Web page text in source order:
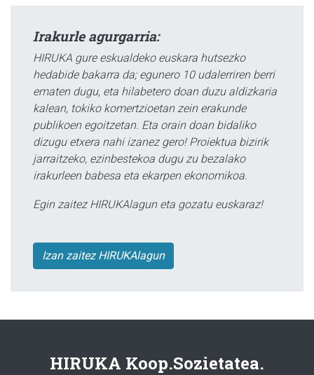
Irakurle agurgarria:
HIRUKA gure eskualdeko euskara hutsezko
hedabide bakarra da; egunero 10 udalerriren berri
ematen dugu, eta hilabetero doan duzu aldizkaria
kalean, tokiko komertzioetan zein erakunde
publikoen egoitzetan. Eta orain doan bidaliko
dizugu etxera nahi izanez gero! Proiektua bizirik
jarraitzeko, ezinbestekoa dugu zu bezalako
irakurleen babesa eta ekarpen ekonomikoa.
Egin zaitez HIRUKAlagun eta gozatu euskaraz!
Izan zaitez HIRUKAlagun
HIRUKA Koop.Sozietatea.